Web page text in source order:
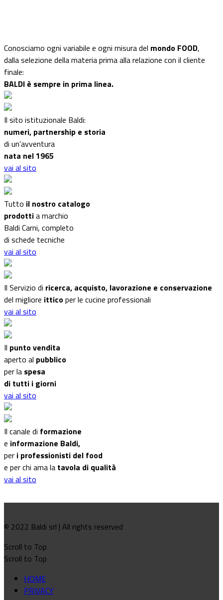
Conosciamo ogni variabile e ogni misura del mondo FOOD,
dalla selezione della materia prima alla relazione con il cliente
finale:
BALDI è sempre in prima linea.
Il sito istituzionale Baldi:
numeri, partnership e storia
di un’avventura
nata nel 1965
vai al sito
Tutto il nostro catalogo
prodottia marchio
Baldi Carni, completo
di schede tecniche
vai al sito
Il Servizio di ricerca, acquisto, lavorazione e conservazione
del migliore itticoper le cucine professionali
vai al sito
Il punto vendita
aperto al pubblico
per la spesa
di tutti i giorni
vai al sito
Il canale di formazione
e informazione Baldi,
per i professionisti del food
e per chi ama la tavola di qualità
vai al sito
© 2022 Baldi srl | All rights reserved
Scroll to Top
Scroll to Top
HOME
PRIVACY